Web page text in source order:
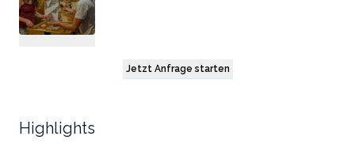
Jetzt Anfrage starten
Highlights